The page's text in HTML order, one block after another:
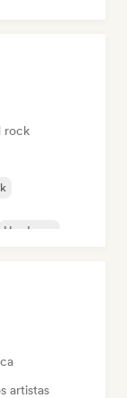
rock
Hardcore
artistas